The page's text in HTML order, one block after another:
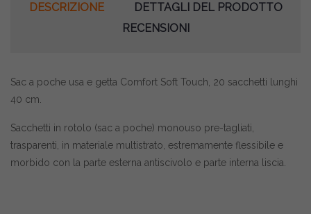
DESCRIZIONE
DETTAGLI DEL PRODOTTO
RECENSIONI
Sac a poche usa e getta Comfort Soft Touch, 20 sacchetti lunghi
40 cm.
Sacchetti in rotolo (sac a poche) monouso pre-tagliati,
trasparenti, in materiale multistrato, estremamente flessibile e
morbido con la parte esterna antiscivolo e parte interna liscia.